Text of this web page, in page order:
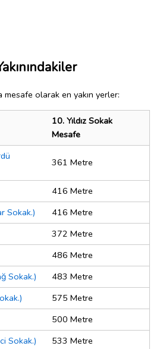
mesafe olarak en yakın yerler:
10. Yıldız Sokak
Mesafe
361 Metre
416 Metre
Sokak.)
416 Metre
372 Metre
486 Metre
Sokak.)
483 Metre
575 Metre
500 Metre
Sokak.)
533 Metre